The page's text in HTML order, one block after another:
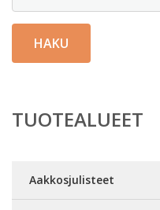
HAKU
TUOTEALUEET
Aakkosjulisteet